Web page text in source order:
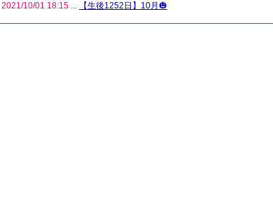
2021/10/01 18:15 ...
【生後1252日】10月🎃